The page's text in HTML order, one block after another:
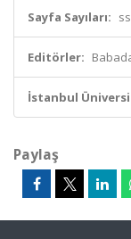
Sayfa Sayıları:
Editörler:
İstanbul
Paylaş